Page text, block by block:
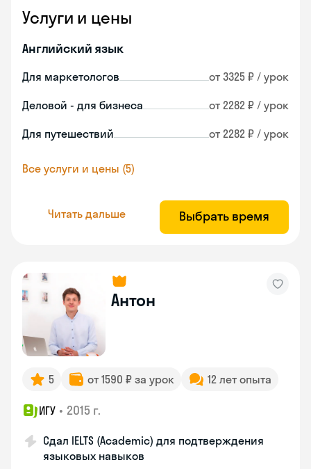
Услуги и цены
Английский язык
Для маркетологов от 3325 ₽ / урок
Деловой - для бизнеса от 2282 ₽ / урок
Для путешествий от 2282 ₽ / урок
Все услуги и цены (5)
Читать дальше Выбрать время
Антон
5 от 1590 ₽ за урок 12 лет опыта
ИГУ • 2015 г.
Сдал IELTS (Academic) для подтверждения
языковых навыков